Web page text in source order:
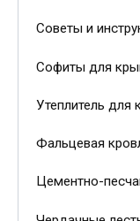
Советы и
Софиты для
Утеплитель для
Фальцевая
Цементно-